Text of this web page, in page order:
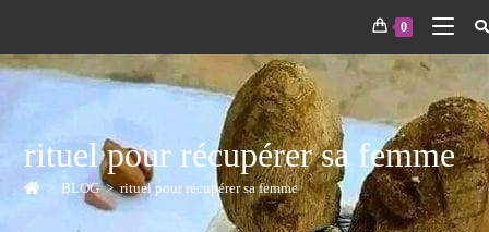
0
rituel pour récupérer sa femme
> BLOG > rituel pour récupérer sa femme